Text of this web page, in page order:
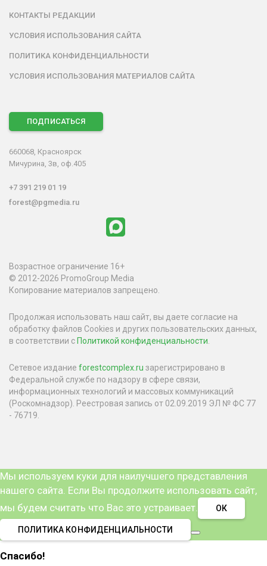
КОНТАКТЫ РЕДАКЦИИ
УСЛОВИЯ ИСПОЛЬЗОВАНИЯ САЙТА
ПОЛИТИКА КОНФИДЕНЦИАЛЬНОСТИ
УСЛОВИЯ ИСПОЛЬЗОВАНИЯ МАТЕРИАЛОВ САЙТА
ПОДПИСАТЬСЯ
660068, Красноярск
Мичурина, 3в, оф.405
+7 391 219 01 19
forest@pgmedia.ru
Возрастное ограничение 16+
© 2012-2026 PromoGroup Media
Копирование материалов запрещено.
Продолжая использовать наш сайт, вы даете согласие на
обработку файлов Cookies и других пользовательских данных,
в соответствии с Политикой конфиденциальности
Сетевое издание forestcomplex.ru зарегистрировано в
Федеральной службе по надзору в сфере связи,
информационных технологий и массовых коммуникаций
(Роскомнадзор). Реестровая запись от 02.09.2019 ЭЛ № ФС 77
- 76719.
Мы используем куки для наилучшего представления
нашего сайта. Если Вы продолжите использовать сайт,
мы будем считать что Вас это устраивает.
ОК
ПОЛИТИКА КОНФИДЕНЦИАЛЬНОСТИ
Спасибо!